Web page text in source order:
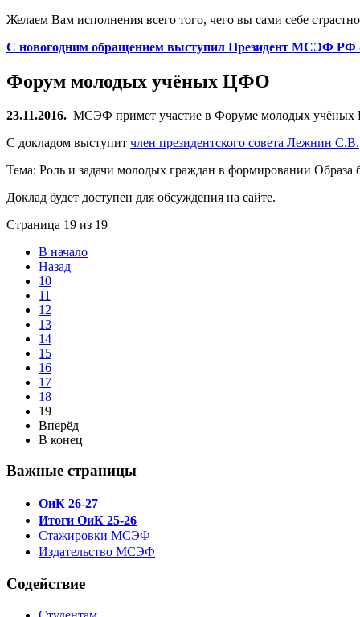
Желаем Вам исполнения всего того, чего вы сами себе
С новогодним обращением выступил Президент МСЭФ РФ
Форум молодых учёных ЦФО
23.11.2016. МСЭФ примет участие в Форуме молодых учёных
С докладом выступит член президентского совета Лежнин С.В.
Тема: Роль и задачи молодых граждан в формировании Образа
Доклад будет доступен для обсуждения на сайте.
Страница 19 из 19
В начало
Назад
10
11
12
13
14
15
16
17
18
19
Вперёд
В конец
Важные страницы
ОиК 26-27
Итоги ОиК 25-26
Стажировки МСЭФ
Издательство МСЭФ
Содействие